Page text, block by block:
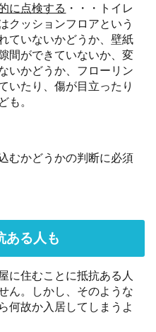
に点検する ・・・トイレ
クッションフロアという
ていないかどうか、壁紙
間ができていないか、変
いかどうか、フローリン
いたり、傷が目立ったり
も。
むかどうかの判断に必須
ある人も
に住むことに抵抗ある人
ん。しかし、そのような
何故か入居してしまうよ